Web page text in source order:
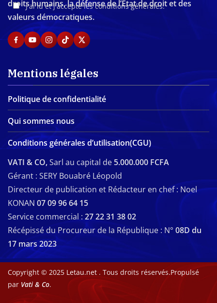
J'ai lu et j'accepte les conditions générales.
droits humains, la défense de l’Etat de droit et des
valeurs démocratiques.
Mentions légales
Politique de confidentialité
Qui sommes nous
Conditions générales d’utilisation(CGU)
VATI & CO,Sarl au capital de 5.000.000 FCFA
Gérant : SERY Bouabré Léopold
Directeur de publication et Rédacteur en chef : Noel
KONAN 07 09 96 64 15
Service commercial : 27 22 31 38 02
Récépissé du Procureur de la République : N° 08D du
17 mars 2023
Copyright © 2025 Letau.net . Tous droits réservés.Propulsé
par Vati & Co.